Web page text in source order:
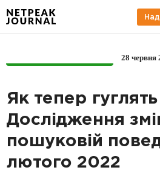
28 червня
Як тепер гуглять
Дослідження
пошуковій
лютого 2022